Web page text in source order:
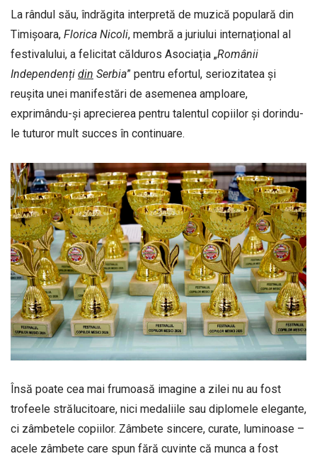
La rândul său, îndrăgita interpretă de muzică populară din
Timișoara, Florica Nicoli, membră a juriului internațional al
festivalului, a felicitat călduros Asociația „Românii
Independenți din Serbia” pentru efortul, seriozitatea și
reușita unei manifestări de asemenea amploare,
exprimându-și aprecierea pentru talentul copiilor și dorindu-
le tuturor mult succes în continuare.
Însă poate cea mai frumoasă imagine a zilei nu au fost
trofeele strălucitoare, nici medaliile sau diplomele elegante,
ci zâmbetele copiilor. Zâmbete sincere, curate, luminoase –
acele zâmbete care spun fără cuvinte că munca a fost